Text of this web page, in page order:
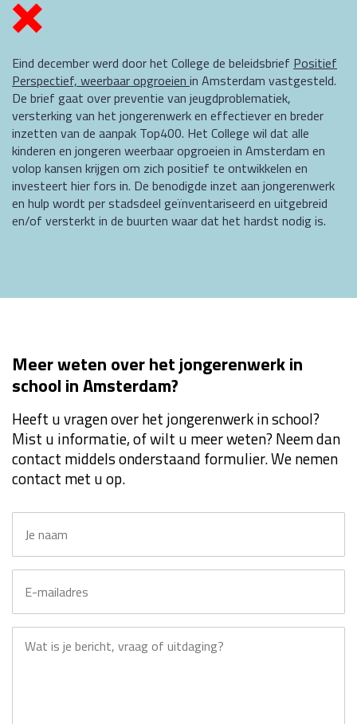
Eind december werd door het College de beleidsbrief Positief
Perspectief, weerbaar opgroeien in Amsterdam vastgesteld.
De brief gaat over preventie van jeugdproblematiek,
versterking van het jongerenwerk en effectiever en breder
inzetten van de aanpak Top400. Het College wil dat alle
kinderen en jongeren weerbaar opgroeien in Amsterdam en
volop kansen krijgen om zich positief te ontwikkelen en
investeert hier fors in. De benodigde inzet aan jongerenwerk
en hulp wordt per stadsdeel geïnventariseerd en uitgebreid
en/of versterkt in de buurten waar dat het hardst nodig is.
Meer weten over het jongerenwerk in
school in Amsterdam?
Heeft u vragen over het jongerenwerk in school?
Mist u informatie, of wilt u meer weten? Neem dan
contact middels onderstaand formulier. We nemen
contact met u op.